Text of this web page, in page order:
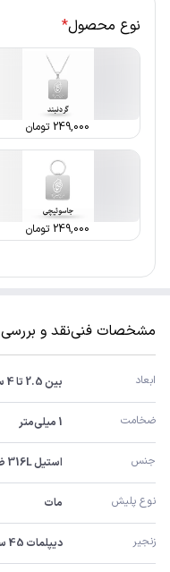
نوع محصول*
249,000 تومان
249,000 تومان
مشخصات فنینقد و بررسی
ابعاد بین 2.5 تا 4 سانتی‌متر
ضخامت 1 میلی‌متر
جنس استیل 316L ضدحساسیت
نوع پلیش مات
زنجیر دیپلمات 45 سانتی‌متر، قفل طوطی